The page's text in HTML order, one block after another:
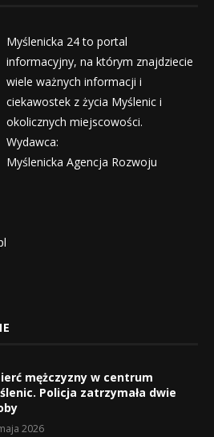
Myślenicka 24 to portal
informacyjny, na którym znajdziecie
wiele ważnych informacji i
ciekawostek z życia Myślenic i
okolicznych miejscowości.
Wydawca:
Myślenicka Agencja Rozwoju
mężczyzny w centrum
Policja zatrzymała dwie
2026